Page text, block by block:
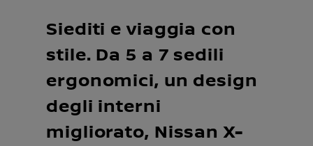
Siediti e viaggia con
stile. Da 5 a 7 sedili
ergonomici, un design
degli interni
migliorato, Nissan X-